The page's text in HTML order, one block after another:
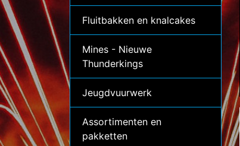
Fluitbakken en knalcakes
Mines - Nieuwe
Thunderkings
Jeugdvuurwerk
Assortimenten en
pakketten